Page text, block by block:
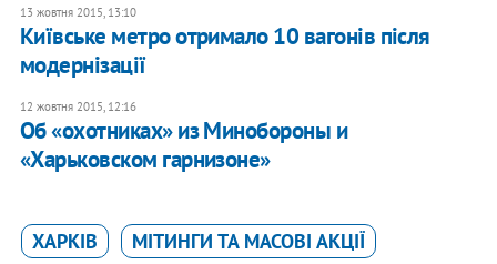
13 жовтня 2015, 13:10
Київське метро отримало 10 вагонів після
модернізації
12 жовтня 2015, 12:16
Об «охотниках» из Минобороны и
«Харьковском гарнизоне»
ХАРКІВ МІТИНГИ ТА МАСОВІ АКЦІЇ